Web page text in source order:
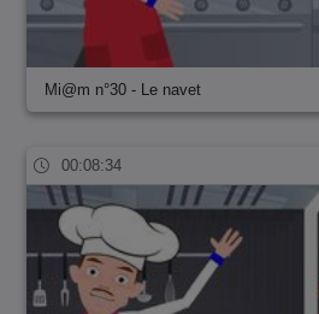
Mi@m n°30 - Le navet
00:08:34